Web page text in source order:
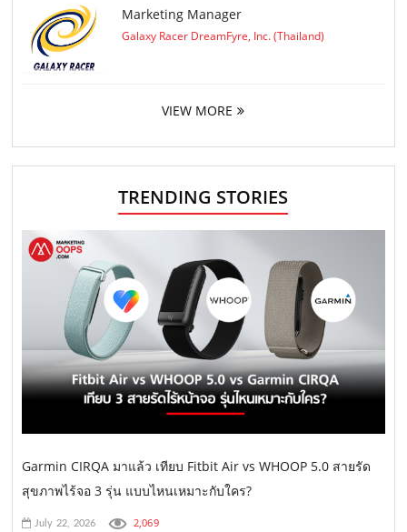
Marketing Manager
Galaxy Racer DreamFyre, Inc. (Thailand)
VIEW MORE
TRENDING STORIES
Garmin CIRQA มาแล้ว เทียบ Fitbit Air vs WHOOP 5.0 สายรัด
สุขภาพไร้จอ 3 รุ่น แบบไหนเหมาะกับใคร?
July 22, 2026 2,069